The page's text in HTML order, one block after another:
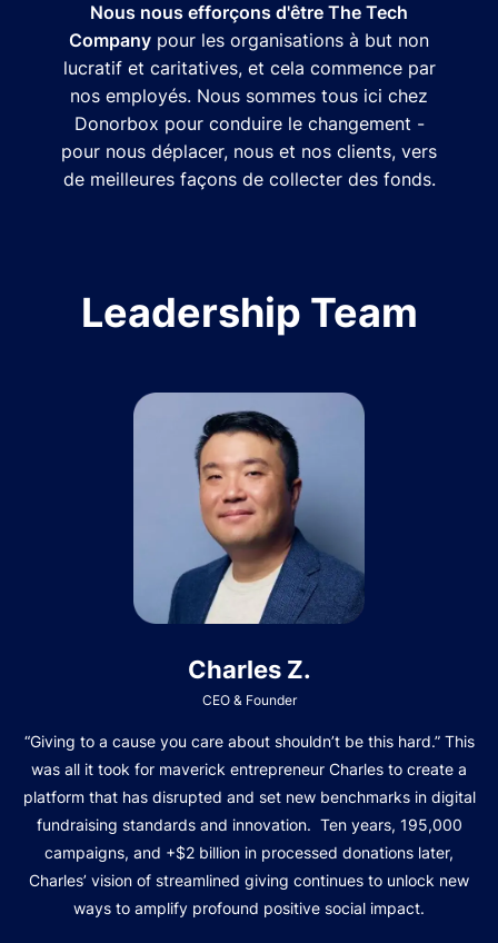
Nous nous efforçons d'être The Tech
Company pour les organisations à but non
lucratif et caritatives, et cela commence par
nos employés. Nous sommes tous ici chez
Donorbox pour conduire le changement -
pour nous déplacer, nous et nos clients, vers
de meilleures façons de collecter des fonds.
Leadership Team
Charles Z.
CEO & Founder
“Giving to a cause you care about shouldn’t be this hard.” This
was all it took for maverick entrepreneur Charles to create a
platform that has disrupted and set new benchmarks in digital
fundraising standards and innovation. Ten years, 195,000
campaigns, and +$2 billion in processed donations later,
Charles’ vision of streamlined giving continues to unlock new
ways to amplify profound positive social impact.